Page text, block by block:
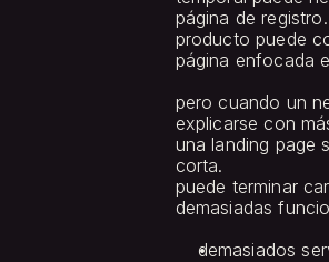
página de
producto puede
página enfocada
pero cuando un
explicarse con
una landing page
corta.
puede terminar
demasiadas
demasiados